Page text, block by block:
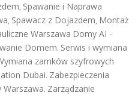
, Spawanie i Naprawa
, Spawacz z Dojazdem, Montaż
Warszawa Domy AI -
Domem. Serwis i wymiana
zamków szyfrowych
Dubai. Zabezpieczenia
. Zarządzanie